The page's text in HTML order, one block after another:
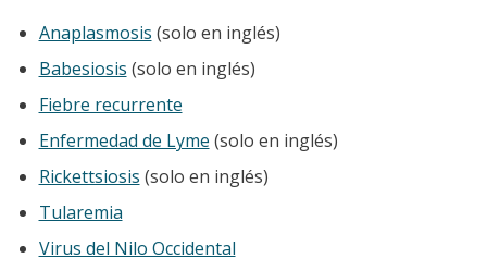
Anaplasmosis (solo en inglés)
Babesiosis (solo en inglés)
Fiebre recurrente
Enfermedad de Lyme (solo en inglés)
Rickettsiosis (solo en inglés)
Tularemia
Virus del Nilo Occidental